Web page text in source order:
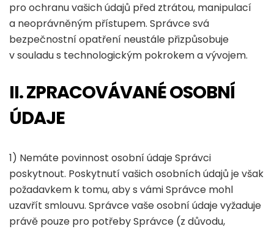
pro ochranu vašich údajů před ztrátou, manipulací
a neoprávněným přístupem. Správce svá
bezpečnostní opatření neustále přizpůsobuje
v souladu s technologickým pokrokem a vývojem.
II. ZPRACOVÁVANÉ OSOBNÍ
ÚDAJE
1) Nemáte povinnost osobní údaje Správci
poskytnout. Poskytnutí vašich osobních údajů je však
požadavkem k tomu, aby s vámi Správce mohl
uzavřít smlouvu. Správce vaše osobní údaje vyžaduje
právě pouze pro potřeby Správce (z důvodu,